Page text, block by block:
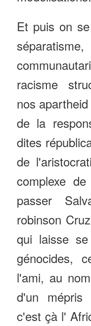
Et puis on
racisme
nos
de la
dites
de
complexe
passer
robinson
qui laisse
génocides,
l'ami, au
d'un mépris
c'est çà l'